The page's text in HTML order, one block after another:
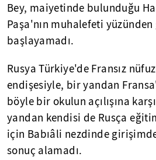
Bey, maiyetinde bulunduğu
Paşa'nın muhalefeti
başlayamadı.
Rusya Türkiye'de Fransız
endişesiyle, bir yandan
böyle bir okulun açılışına
yandan kendisi de Rusça
için Babıâli nezdinde
sonuç alamadı.